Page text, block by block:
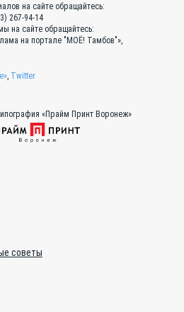
на сайте обращайтесь:
267-94-14
на сайте обращайтесь:
на портале "МОЁ! Тамбов"»,
, Twitter
«Прайм Принт Воронеж»
советы